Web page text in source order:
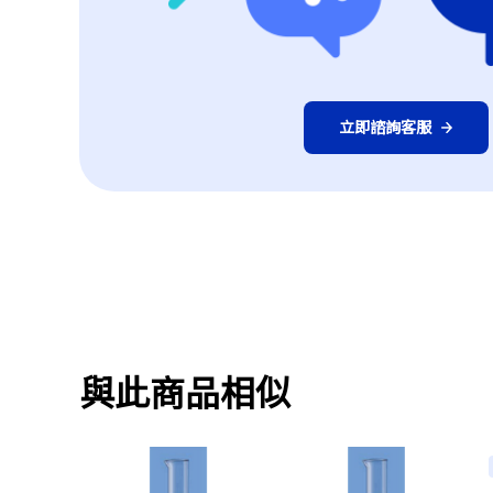
立即諮詢客服
與此商品相似